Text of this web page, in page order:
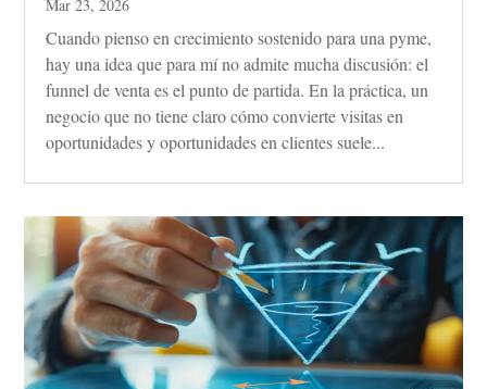
Mar 23, 2026
Cuando pienso en crecimiento sostenido para una pyme,
hay una idea que para mí no admite mucha discusión: el
funnel de venta es el punto de partida. En la práctica, un
negocio que no tiene claro cómo convierte visitas en
oportunidades y oportunidades en clientes suele...